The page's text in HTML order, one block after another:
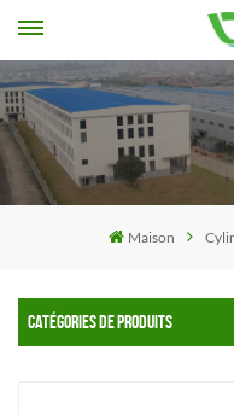
Maison
CATÉGORIES DE PRODUITS